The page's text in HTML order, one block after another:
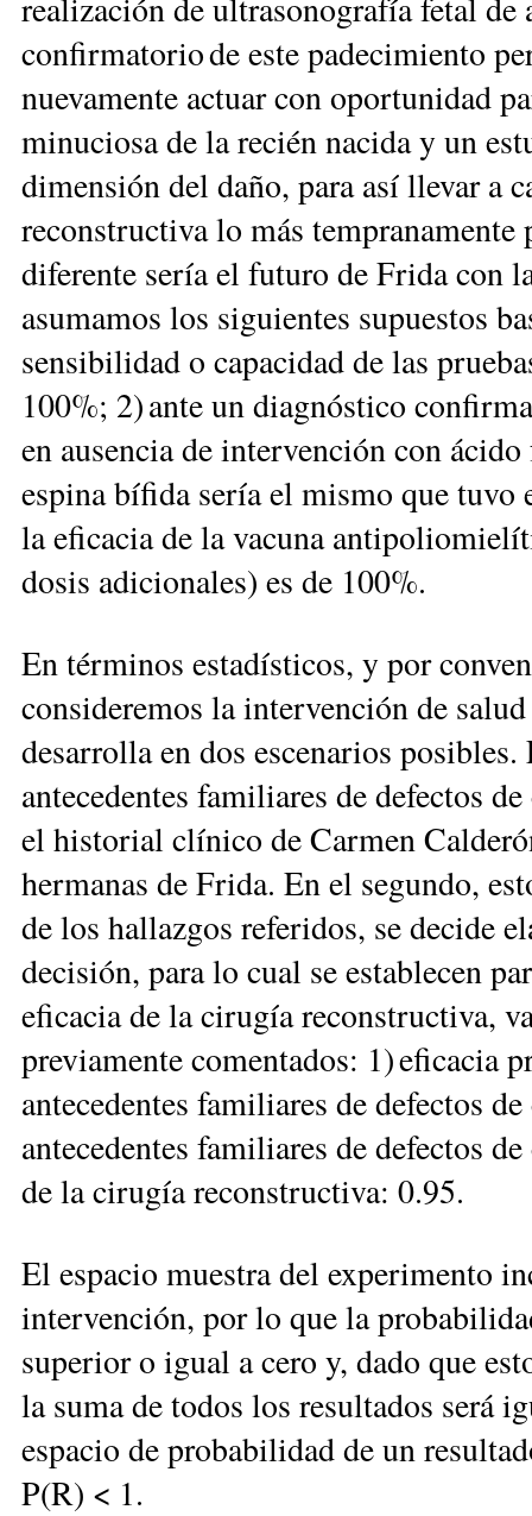
confirmatorio de este padecimiento
nuevamente actuar con oportunidad
minuciosa de la recién nacida y un
dimensión del daño, para así llevar a
reconstructiva lo más
diferente sería el futuro de Frida con
asumamos los siguientes supuestos
sensibilidad o capacidad de las
100%; 2) ante un diagnóstico
en ausencia de intervención con
espina bífida sería el mismo que tuvo
la eficacia de la vacuna
dosis adicionales) es de 100%.
En términos estadísticos, y por
consideremos la intervención de
desarrolla en dos escenarios
ante­cedentes familiares de defectos
el historial clínico de Carmen
hermanas de Frida. En el segundo,
de los hallazgos referidos, se decide
decisión, para lo cual se establecen
eficacia de la cirugía reconstructiva,
previamente comentados: 1) eficacia
antecedentes familiares de defectos
antecedentes familiares de defectos
de la cirugía reconstructiva: 0.95.
El espacio muestra del experimento
intervención, por lo que la
superior o igual a cero y, dado que
la suma de todos los resultados será
espacio de probabilidad de un
P(R) < 1.